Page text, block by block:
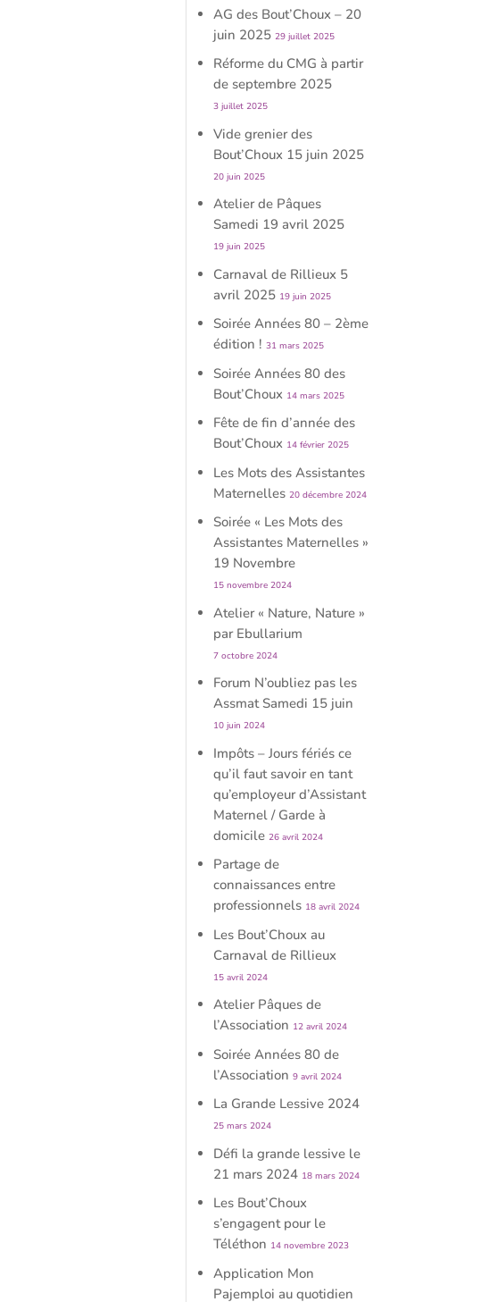
AG des Bout’Choux – 20
juin 2025 29 juillet 2025
Réforme du CMG à partir
de septembre 2025
3 juillet 2025
Vide grenier des
Bout’Choux 15 juin 2025
20 juin 2025
Atelier de Pâques
Samedi 19 avril 2025
19 juin 2025
Carnaval de Rillieux 5
avril 2025 19 juin 2025
Soirée Années 80 – 2ème
édition ! 31 mars 2025
Soirée Années 80 des
Bout’Choux 14 mars 2025
Fête de fin d’année des
Bout’Choux 14 février 2025
Les Mots des Assistantes
Maternelles 20 décembre 2024
Soirée « Les Mots des
Assistantes Maternelles »
19 Novembre
15 novembre 2024
Atelier « Nature, Nature »
par Ebullarium
7 octobre 2024
Forum N’oubliez pas les
Assmat Samedi 15 juin
10 juin 2024
Impôts – Jours fériés ce
qu’il faut savoir en tant
qu’employeur d’Assistant
Maternel / Garde à
domicile 26 avril 2024
Partage de
connaissances entre
professionnels 18 avril 2024
Les Bout’Choux au
Carnaval de Rillieux
15 avril 2024
Atelier Pâques de
l’Association 12 avril 2024
Soirée Années 80 de
l’Association 9 avril 2024
La Grande Lessive 2024
25 mars 2024
Défi la grande lessive le
21 mars 2024 18 mars 2024
Les Bout’Choux
s’engagent pour le
Téléthon 14 novembre 2023
Application Mon
Pajemploi au quotidien